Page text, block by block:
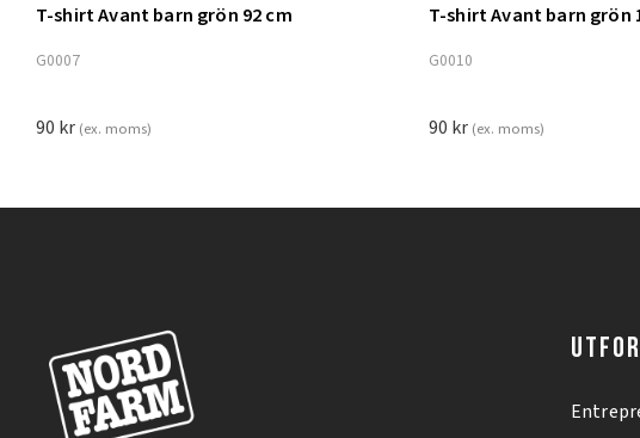
Lägg till i
T-shirt Avant barn grön 92 cm
G0007
90 kr (ex. moms)
T-shirt Avant barn grön
G0010
90 kr (ex. moms)